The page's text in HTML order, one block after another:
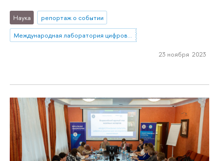
Наука
репортаж о событии
Международная лаборатория цифровой трансформации в государственном управлении
23 ноября 2023